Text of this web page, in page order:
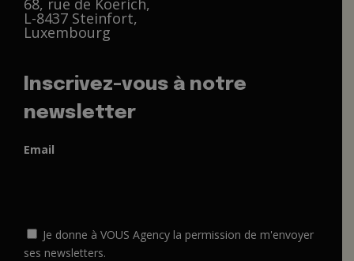
L-8437 Steinfort,
Luxembourg
Inscrivez-vous à notre
newsletter
Email
Je donne à VOUS Agency la permission de m'envoyer
ses newsletters.